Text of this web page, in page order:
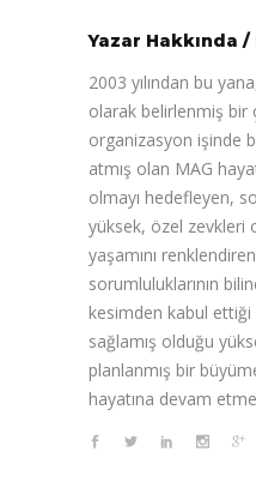
Yazar Hakkında /
2003 yılından bu
olarak belirlenmiş bir
organizasyon işinde
atmış olan MAG
olmayı hedefleyen,
yüksek, özel zevkleri
yaşamını
sorumluluklarının
kesimden kabul ettiği
sağlamış olduğu
planlanmış bir
hayatına devam